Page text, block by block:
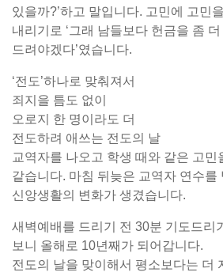
있을까?’하고 말입니다. 고민에 고민
내리기로 ‘그래 남들보다 헌금을 좀 더
드려야겠다’였습니다.
‘전도’하나로 맞춰져서
죄지을 틈도 없이
오로지 한 명이라도 더
전도하려 애쓰는 전도의 날
교역자를 나오고 학생 때와 같은 고민
같습니다. 마침 뒤늦은 교역자 연수를
신앙생활의 변화가 생겼습니다.
새벽예배를 드리기 전 30분 기도드리
보니 올해로 10년째가 되어갑니다.
전도의 날을 맞이해서 평소보다는 더